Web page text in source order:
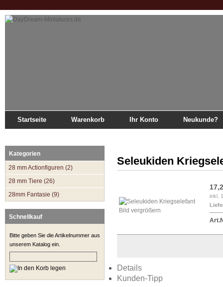
Startseite Warenkorb Ihr Konto Neukunde?
Kategorien
28 mm Actionfiguren (2)
28 mm Tiere (26)
28mm Fantasie (9)
Schnellkauf
Bitte geben Sie die Artikelnummer aus
unserem Katalog ein.
Seleukiden
Bild vergrößern
inkl.
Details
Kunden-Tipp